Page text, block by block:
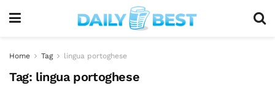
Home Tag lingua portoghese
Tag: lingua portoghese